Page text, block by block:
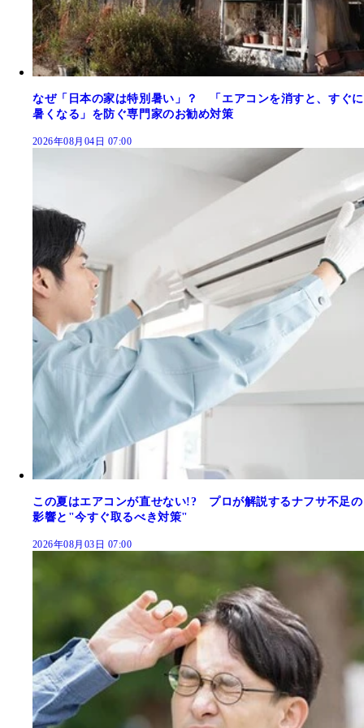
なぜ「日本の家は特別暑い」？ 「エアコンを消すと、すぐに
暑くなる」を防ぐ専門家のお勧め対策
2026年08月04日 07:00
この夏はエアコンが直せない!? プロが解説するナフサ不足の
影響と"今すぐ取るべき対策"
2026年08月03日 07:00